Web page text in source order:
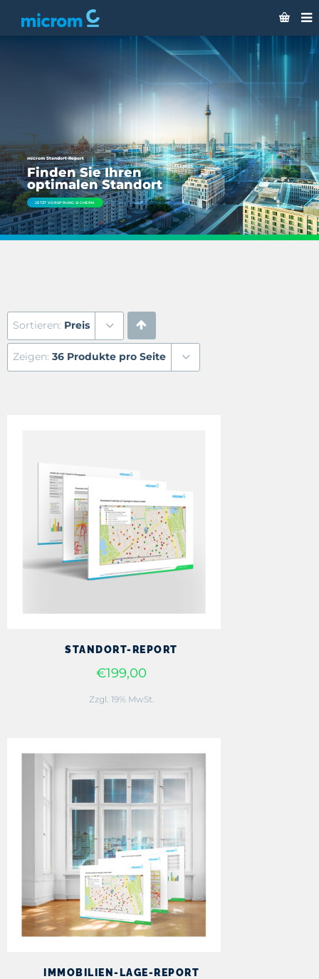
Finden Sie Ihren
optimalen Standort
microm Standort-Report
JETZT VORSPRUNG SICHERN
Sortieren: Preis
Zeigen: 36 Produkte pro Seite
STANDORT-REPORT
€199,00
Zzgl. 19% MwSt.
IMMOBILIEN-LAGE-REPORT